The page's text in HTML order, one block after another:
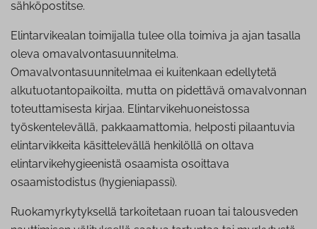
sähköpostitse.
Elintarvikealan toimijalla tulee olla toimiva ja ajan tasalla
oleva omavalvontasuunnitelma.
Omavalvontasuunnitelmaa ei kuitenkaan edellytetä
alkutuotantopaikoilta, mutta on pidettävä omavalvonnan
toteuttamisesta kirjaa. Elintarvikehuoneistossa
työskentelevällä, pakkaamattomia, helposti pilaantuvia
elintarvikkeita käsittelevällä henkilöllä on oltava
elintarvikehygieenistä osaamista osoittava
osaamistodistus (hygieniapassi).
Ruokamyrkytyksellä tarkoitetaan ruoan tai talousveden